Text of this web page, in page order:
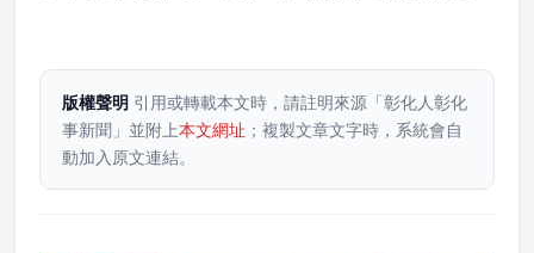
版權聲明 引用或轉載本文時，請註明來源「彰化人彰化
事新聞」並附上本文網址 ；複製文章文字時，系統會自
動加入原文連結。